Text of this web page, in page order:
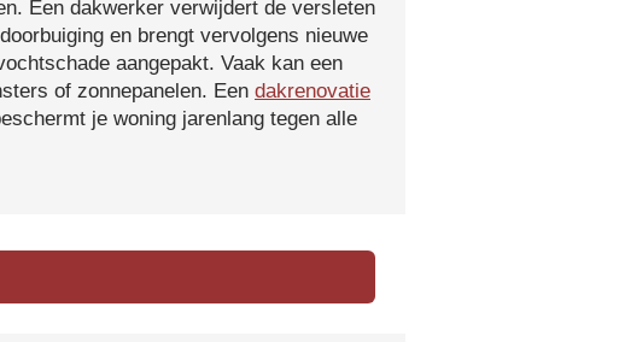
Een dakwerker verwijdert de versleten
en brengt vervolgens nieuwe
aangepakt. Vaak kan een
of zonnepanelen. Een dakrenovatie
je woning jarenlang tegen alle